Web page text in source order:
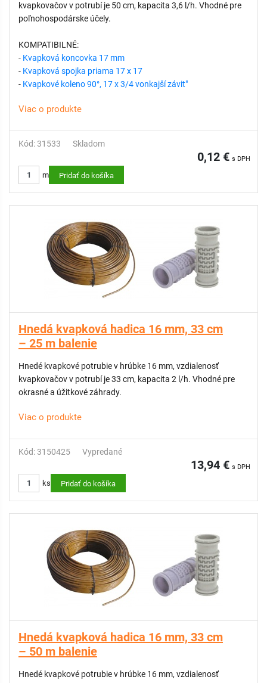
kvapkovačov v potrubí je 50 cm, kapacita 3,6 l/h. Vhodné pre
poľnohospodárske účely.
KOMPATIBILNÉ:
- Kvapková koncovka 17 mm
- Kvapková spojka priama 17 x 17
-
Kvapkové koleno 90°, 17 x 3/4 vonkajší závit"
Viac o produkte
Kód: 31533 Skladom
0,12 € s DPH
m Pridať do košíka
Hnedá kvapková hadica 16 mm, 33 cm
– 25 m balenie
Hnedé kvapkové potrubie v hrúbke 16 mm, vzdialenosť
kvapkovačov v potrubí je 33 cm, kapacita 2 l/h. Vhodné pre
okrasné a úžitkové záhrady.
Viac o produkte
Kód: 3150425 Vypredané
13,94 € s DPH
ks Pridať do košíka
Hnedá kvapková hadica 16 mm, 33 cm
– 50 m balenie
Hnedé kvapkové potrubie v hrúbke 16 mm, vzdialenosť